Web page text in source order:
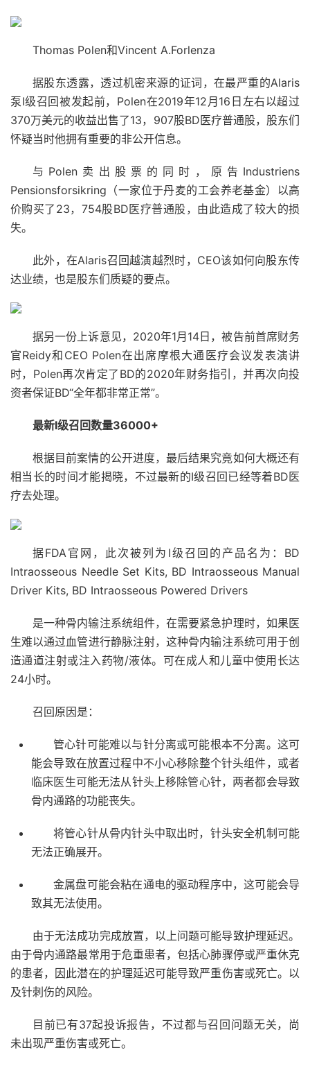
Thomas Polen和Vincent A.Forlenza
据股东透露，透过机密来源的证词，在最严重的Alaris
泵I级召回被发起前，Polen在2019年12月16日左右以超过
370万美元的收益出售了13，907股BD医疗普通股，股东们
怀疑当时他拥有重要的非公开信息。
与Polen卖出股票的同时，原告Industriens
Pensionsforsikring（一家位于丹麦的工会养老基金）以高
价购买了23，754股BD医疗普通股，由此造成了较大的损
失。
此外，在Alaris召回越演越烈时，CEO该如何向股东传
达业绩，也是股东们质疑的要点。
据另一份上诉意见，2020年1月14日，被告前首席财务
官Reidy和CEO Polen在出席摩根大通医疗会议发表演讲
时，Polen再次肯定了BD的2020年财务指引，并再次向投
资者保证BD“全年都非常正常”。
最新I级召回数量36000+
根据目前案情的公开进度，最后结果究竟如何大概还有
相当长的时间才能揭晓，不过最新的I级召回已经等着BD医
疗去处理。
据FDA官网，此次被列为I级召回的产品名为：BD
Intraosseous Needle Set Kits, BD Intraosseous Manual
Driver Kits, BD Intraosseous Powered Drivers
是一种骨内输注系统组件，在需要紧急护理时，如果医
生难以通过血管进行静脉注射，这种骨内输注系统可用于创
造通道注射或注入药物/液体。可在成人和儿童中使用长达
24小时。
召回原因是：
管心针可能难以与针分离或可能根本不分离。这可
能会导致在放置过程中不小心移除整个针头组件，或者
临床医生可能无法从针头上移除管心针，两者都会导致
骨内通路的功能丧失。
将管心针从骨内针头中取出时，针头安全机制可能
无法正确展开。
金属盘可能会粘在通电的驱动程序中，这可能会导
致其无法使用。
由于无法成功完成放置，以上问题可能导致护理延迟。
由于骨内通路最常用于危重患者，包括心肺骤停或严重休克
的患者，因此潜在的护理延迟可能导致严重伤害或死亡。以
及针刺伤的风险。
目前已有37起投诉报告，不过都与召回问题无关，尚
未出现严重伤害或死亡。